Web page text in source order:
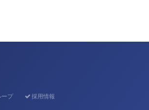
ープ 採用情報